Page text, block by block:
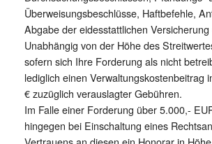
Überweisungsbeschlüsse, Haftbefehle,
Abgabe der eidesstattlichen Versicherung
Unabhängig von der Höhe des
sofern sich Ihre Forderung als nicht
lediglich einen Verwaltungskostenbeitrag
€ zuzüglich verauslagter Gebühren.
Im Falle einer Forderung über 5.000,-
hingegen bei Einschaltung eines